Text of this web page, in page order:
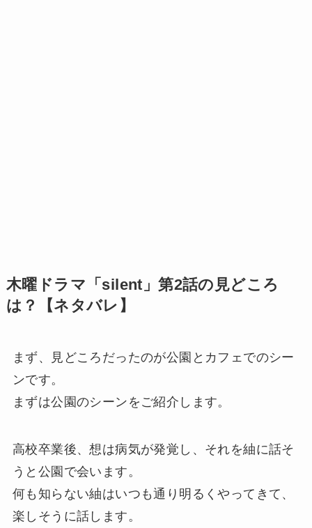
木曜ドラマ「silent」第2話の見どころ
は？【ネタバレ】
まず、見どころだったのが公園とカフェでのシー
ンです。
まずは公園のシーンをご紹介します。
高校卒業後、想は病気が発覚し、それを紬に話そ
うと公園で会います。
何も知らない紬はいつも通り明るくやってきて、
楽しそうに話します。